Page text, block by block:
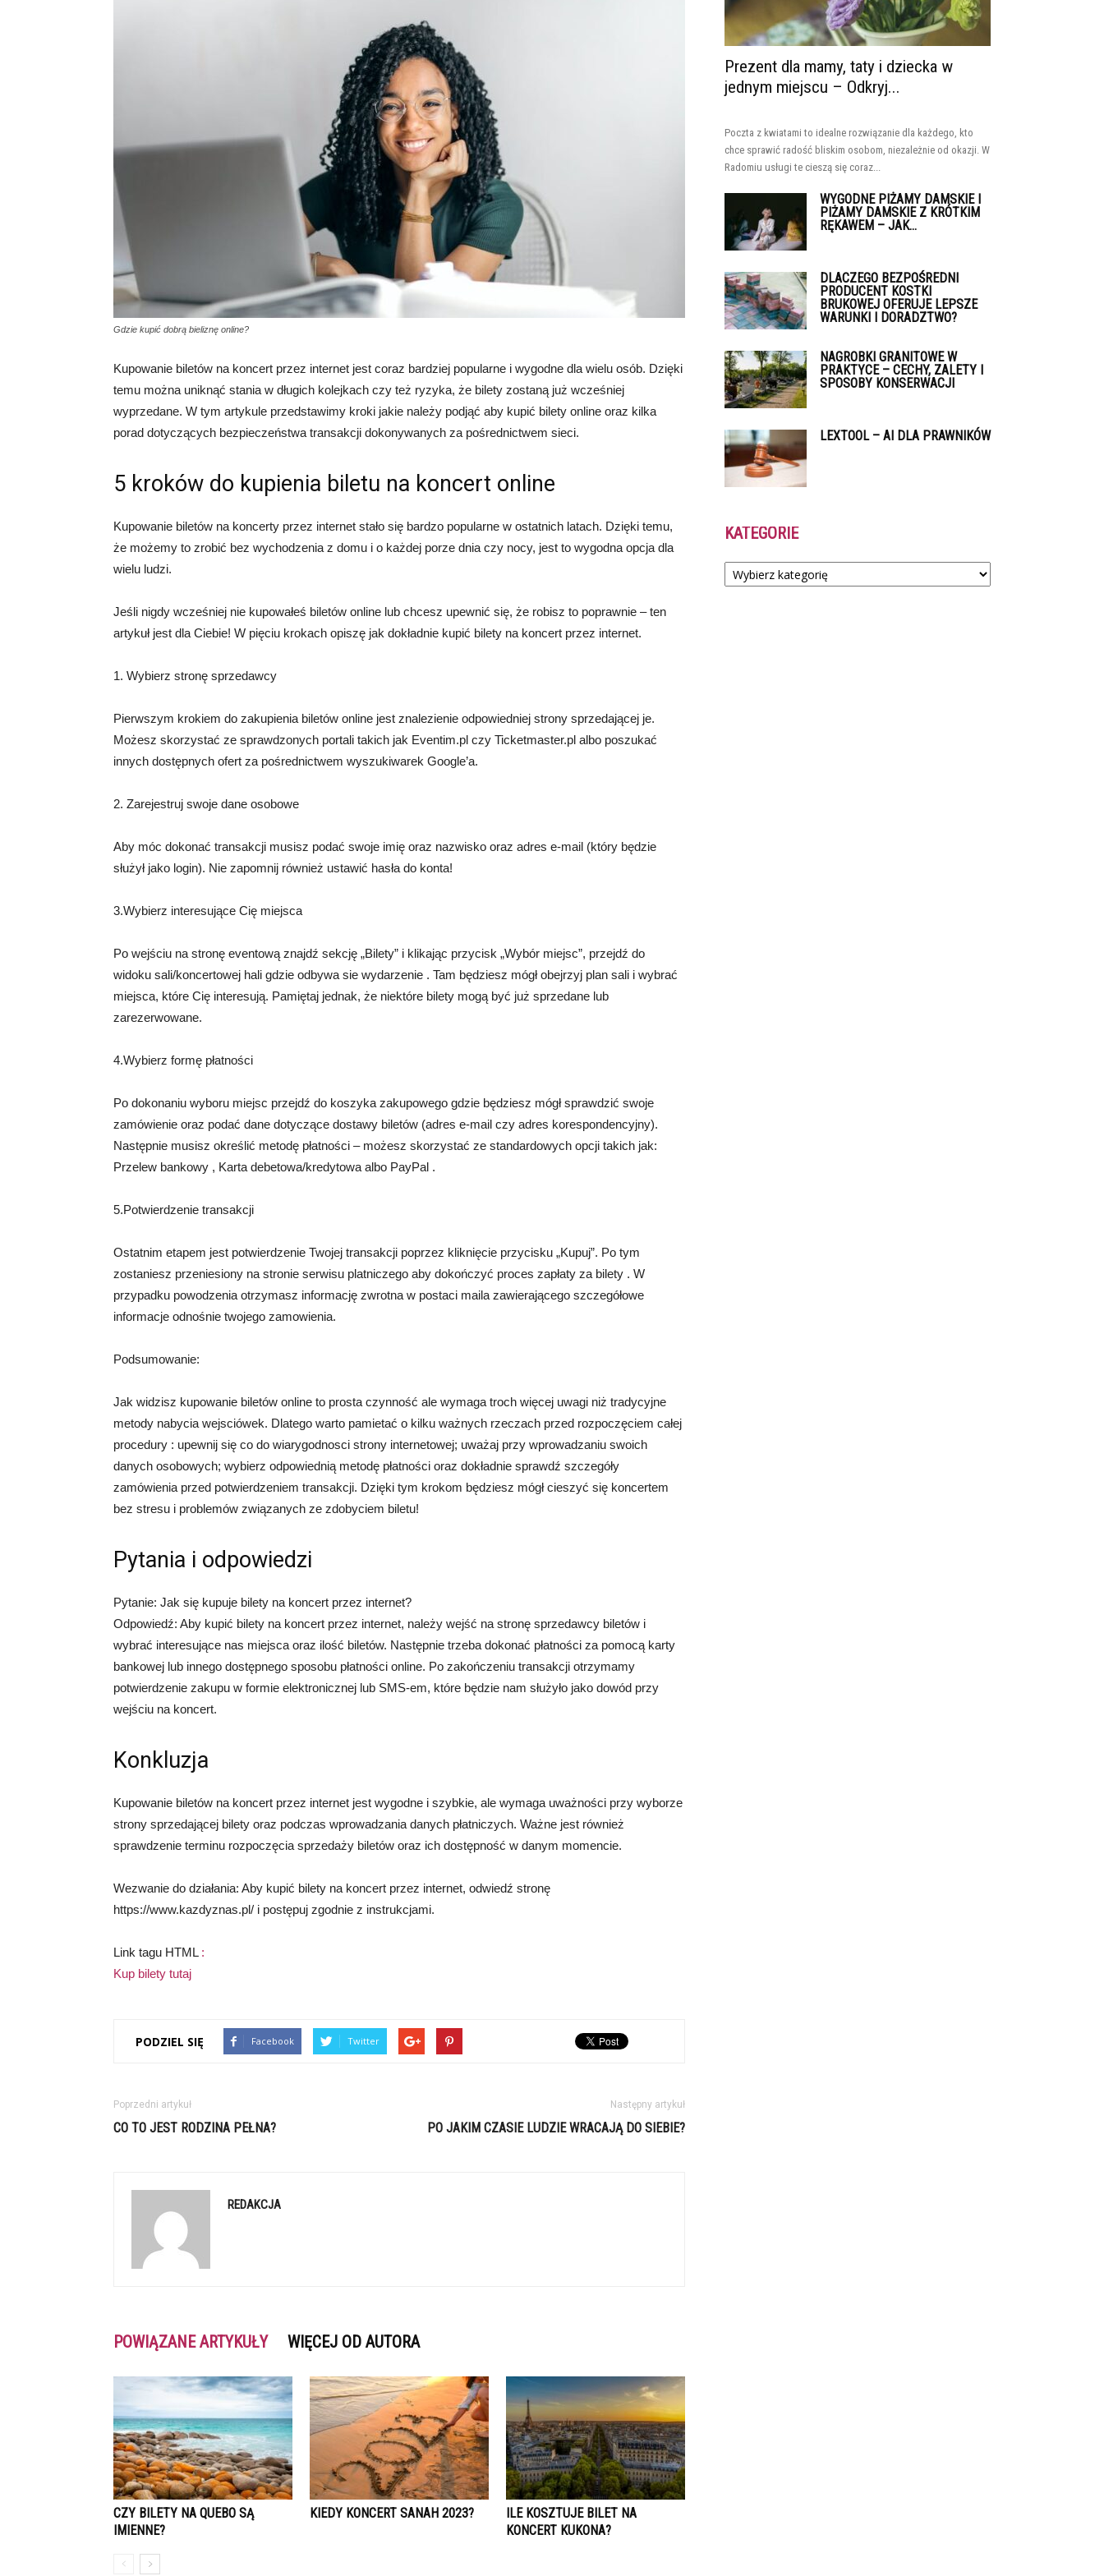
Gdzie kupić dobrą bieliznę online?
Kupowanie biletów na koncert przez internet jest coraz bardziej popularne i wygodne dla wielu osób. Dzięki
temu można uniknąć stania w długich kolejkach czy też ryzyka, że bilety zostaną już wcześniej
wyprzedane. W tym artykule przedstawimy kroki jakie należy podjąć aby kupić bilety online oraz kilka
porad dotyczących bezpieczeństwa transakcji dokonywanych za pośrednictwem sieci.
5 kroków do kupienia biletu na koncert online
Kupowanie biletów na koncerty przez internet stało się bardzo popularne w ostatnich latach. Dzięki temu,
że możemy to zrobić bez wychodzenia z domu i o każdej porze dnia czy nocy, jest to wygodna opcja dla
wielu ludzi.
Jeśli nigdy wcześniej nie kupowałeś biletów online lub chcesz upewnić się, że robisz to poprawnie – ten
artykuł jest dla Ciebie! W pięciu krokach opiszę jak dokładnie kupić bilety na koncert przez internet.
1. Wybierz stronę sprzedawcy
Pierwszym krokiem do zakupienia biletów online jest znalezienie odpowiedniej strony sprzedającej je.
Możesz skorzystać ze sprawdzonych portali takich jak Eventim.pl czy Ticketmaster.pl albo poszukać
innych dostępnych ofert za pośrednictwem wyszukiwarek Google’a.
2. Zarejestruj swoje dane osobowe
Aby móc dokonać transakcji musisz podać swoje imię oraz nazwisko oraz adres e-mail (który będzie
służył jako login). Nie zapomnij również ustawić hasła do konta!
3.Wybierz interesujące Cię miejsca
Po wejściu na stronę eventową znajdź sekcję „Bilety” i klikając przycisk „Wybór miejsc”, przejdź do
widoku sali/koncertowej hali gdzie odbywa sie wydarzenie . Tam będziesz mógł obejrzyj plan sali i wybrać
miejsca, które Cię interesują. Pamiętaj jednak, że niektóre bilety mogą być już sprzedane lub
zarezerwowane.
4.Wybierz formę płatności
Po dokonaniu wyboru miejsc przejdź do koszyka zakupowego gdzie będziesz mógł sprawdzić swoje
zamówienie oraz podać dane dotyczące dostawy biletów (adres e-mail czy adres korespondencyjny).
Następnie musisz określić metodę płatności – możesz skorzystać ze standardowych opcji takich jak:
Przelew bankowy , Karta debetowa/kredytowa albo PayPal .
5.Potwierdzenie transakcji
Ostatnim etapem jest potwierdzenie Twojej transakcji poprzez kliknięcie przycisku „Kupuj”. Po tym
zostaniesz przeniesiony na stronie serwisu platniczego aby dokończyć proces zapłaty za bilety . W
przypadku powodzenia otrzymasz informację zwrotna w postaci maila zawierającego szczegółowe
informacje odnośnie twojego zamowienia.
Podsumowanie:
Jak widzisz kupowanie biletów online to prosta czynność ale wymaga troch więcej uwagi niż tradycyjne
metody nabycia wejsciówek. Dlatego warto pamietać o kilku ważnych rzeczach przed rozpoczęciem całej
procedury : upewnij się co do wiarygodnosci strony internetowej; uważaj przy wprowadzaniu swoich
danych osobowych; wybierz odpowiednią metodę płatności oraz dokładnie sprawdź szczegóły
zamówienia przed potwierdzeniem transakcji. Dzięki tym krokom będziesz mógł cieszyć się koncertem
bez stresu i problemów związanych ze zdobyciem biletu!
Pytania i odpowiedzi
Pytanie: Jak się kupuje bilety na koncert przez internet?
Odpowiedź: Aby kupić bilety na koncert przez internet, należy wejść na stronę sprzedawcy biletów i
wybrać interesujące nas miejsca oraz ilość biletów. Następnie trzeba dokonać płatności za pomocą karty
bankowej lub innego dostępnego sposobu płatności online. Po zakończeniu transakcji otrzymamy
potwierdzenie zakupu w formie elektronicznej lub SMS-em, które będzie nam służyło jako dowód przy
wejściu na koncert.
Konkluzja
Kupowanie biletów na koncert przez internet jest wygodne i szybkie, ale wymaga uważności przy wyborze
strony sprzedającej bilety oraz podczas wprowadzania danych płatniczych. Ważne jest również
sprawdzenie terminu rozpoczęcia sprzedaży biletów oraz ich dostępność w danym momencie.
Wezwanie do działania: Aby kupić bilety na koncert przez internet, odwiedź stronę
https://www.kazdyznas.pl/ i postępuj zgodnie z instrukcjami.
Link tagu HTML :
Kup bilety tutaj
PODZIEL SIĘ Facebook Twitter
Poprzedni artykuł
CO TO JEST RODZINA PEŁNA?
Następny artykuł
PO JAKIM CZASIE LUDZIE WRACAJĄ DO SIEBIE?
REDAKCJA
POWIĄZANE ARTYKUŁY WIĘCEJ OD AUTORA
CZY BILETY NA QUEBO SĄ
IMIENNE?
KIEDY KONCERT SANAH 2023?
ILE KOSZTUJE BILET NA
KONCERT KUKONA?
Prezent dla mamy, taty i dziecka w
jednym miejscu – Odkryj...
Poczta z kwiatami to idealne rozwiązanie dla każdego, kto
chce sprawić radość bliskim osobom, niezależnie od okazji. W
Radomiu usługi te cieszą się coraz...
WYGODNE PIŻAMY DAMSKIE I
PIŻAMY DAMSKIE Z KRÓTKIM
RĘKAWEM – JAK...
DLACZEGO BEZPOŚREDNI
PRODUCENT KOSTKI
BRUKOWEJ OFERUJE LEPSZE
WARUNKI I DORADZTWO?
NAGROBKI GRANITOWE W
PRAKTYCE – CECHY, ZALETY I
SPOSOBY KONSERWACJI
LEXTOOL – AI DLA PRAWNIKÓW
KATEGORIE
Kategorie